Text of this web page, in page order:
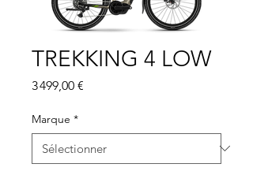
TREKKING 4 LOW
3 499,00 €
Marque *